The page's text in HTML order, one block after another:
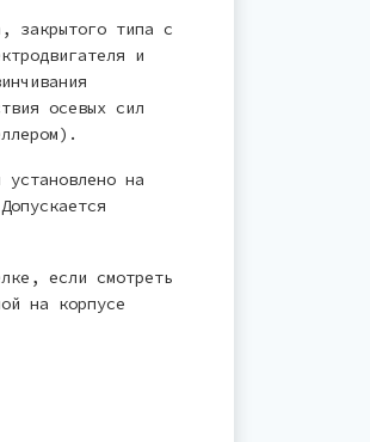
закрытого типа с
и
осевых сил
на
если смотреть
на корпусе